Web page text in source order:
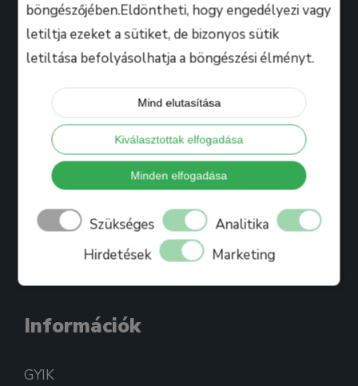
böngészőjében.Eldöntheti, hogy engedélyezi vagy
letiltja ezeket a sütiket, de bizonyos sütik
letiltása befolyásolhatja a böngészési élményt.
Mind elutasítása
Kiválasztottak elfogadása
Minden elfogadása
Szükséges
Analitika
Hirdetések
Marketing
Hasznos
Tanáraink
Bihari Mártonról
Referenciák
Ajándékkártya
Blog
Jelentkezés
Információk
GYIK